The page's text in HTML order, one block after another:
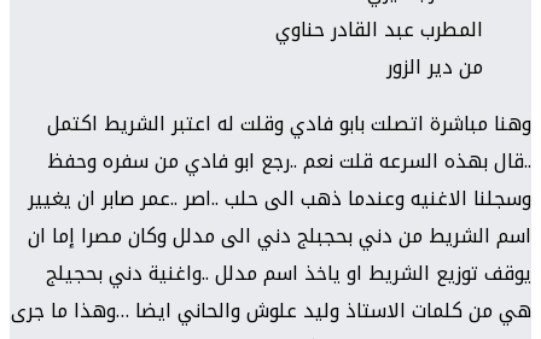
المطرب عبد القادر حناوي
من دير الزور
وهنا مباشرة اتصلت بابو فادي وقلت له اعتبر الشريط اكتمل
..قال بهذه السرعه قلت نعم ..رجع ابو فادي من سفره وحفظ
وسجلنا الاغنيه وعندما ذهب الى حلب ..اصر ..عمر صابر ان يغيير
اسم الشريط من دني بحجبلج دني الى مدلل وكان مصرا إما ان
يوقف توزيع الشريط او ياخذ اسم مدلل ..واغنية دني بحجيلج
هي من كلمات الاستاذ وليد علوش والحاني ايضا …وهذا ما جرى